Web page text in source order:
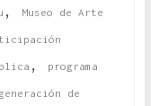
, Museo de Arte
, programa
de